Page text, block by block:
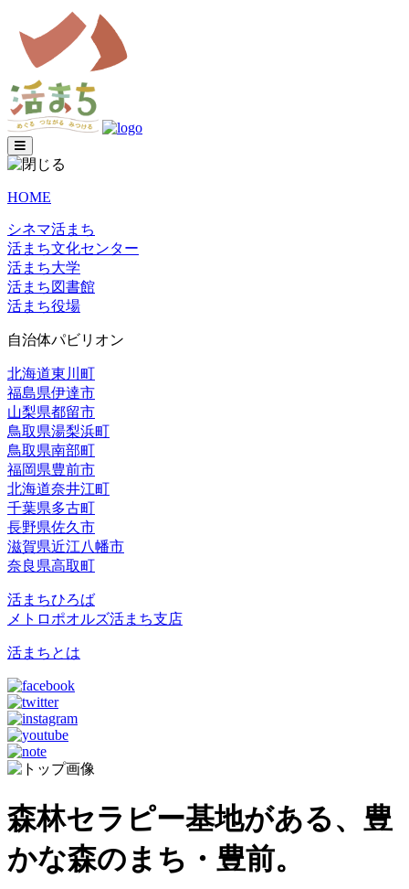
HOME
シネマ活まち
活まち文化センター
活まち大学
活まち図書館
活まち役場
自治体パビリオン
北海道東川町
福島県伊達市
山梨県都留市
鳥取県湯梨浜町
鳥取県南部町
福岡県豊前市
北海道奈井江町
千葉県多古町
長野県佐久市
滋賀県近江八幡市
奈良県高取町
活まちひろば
メトロポオルズ活まち支店
活まちとは
森林セラピー基地がある、豊
かな森のまち・豊前。